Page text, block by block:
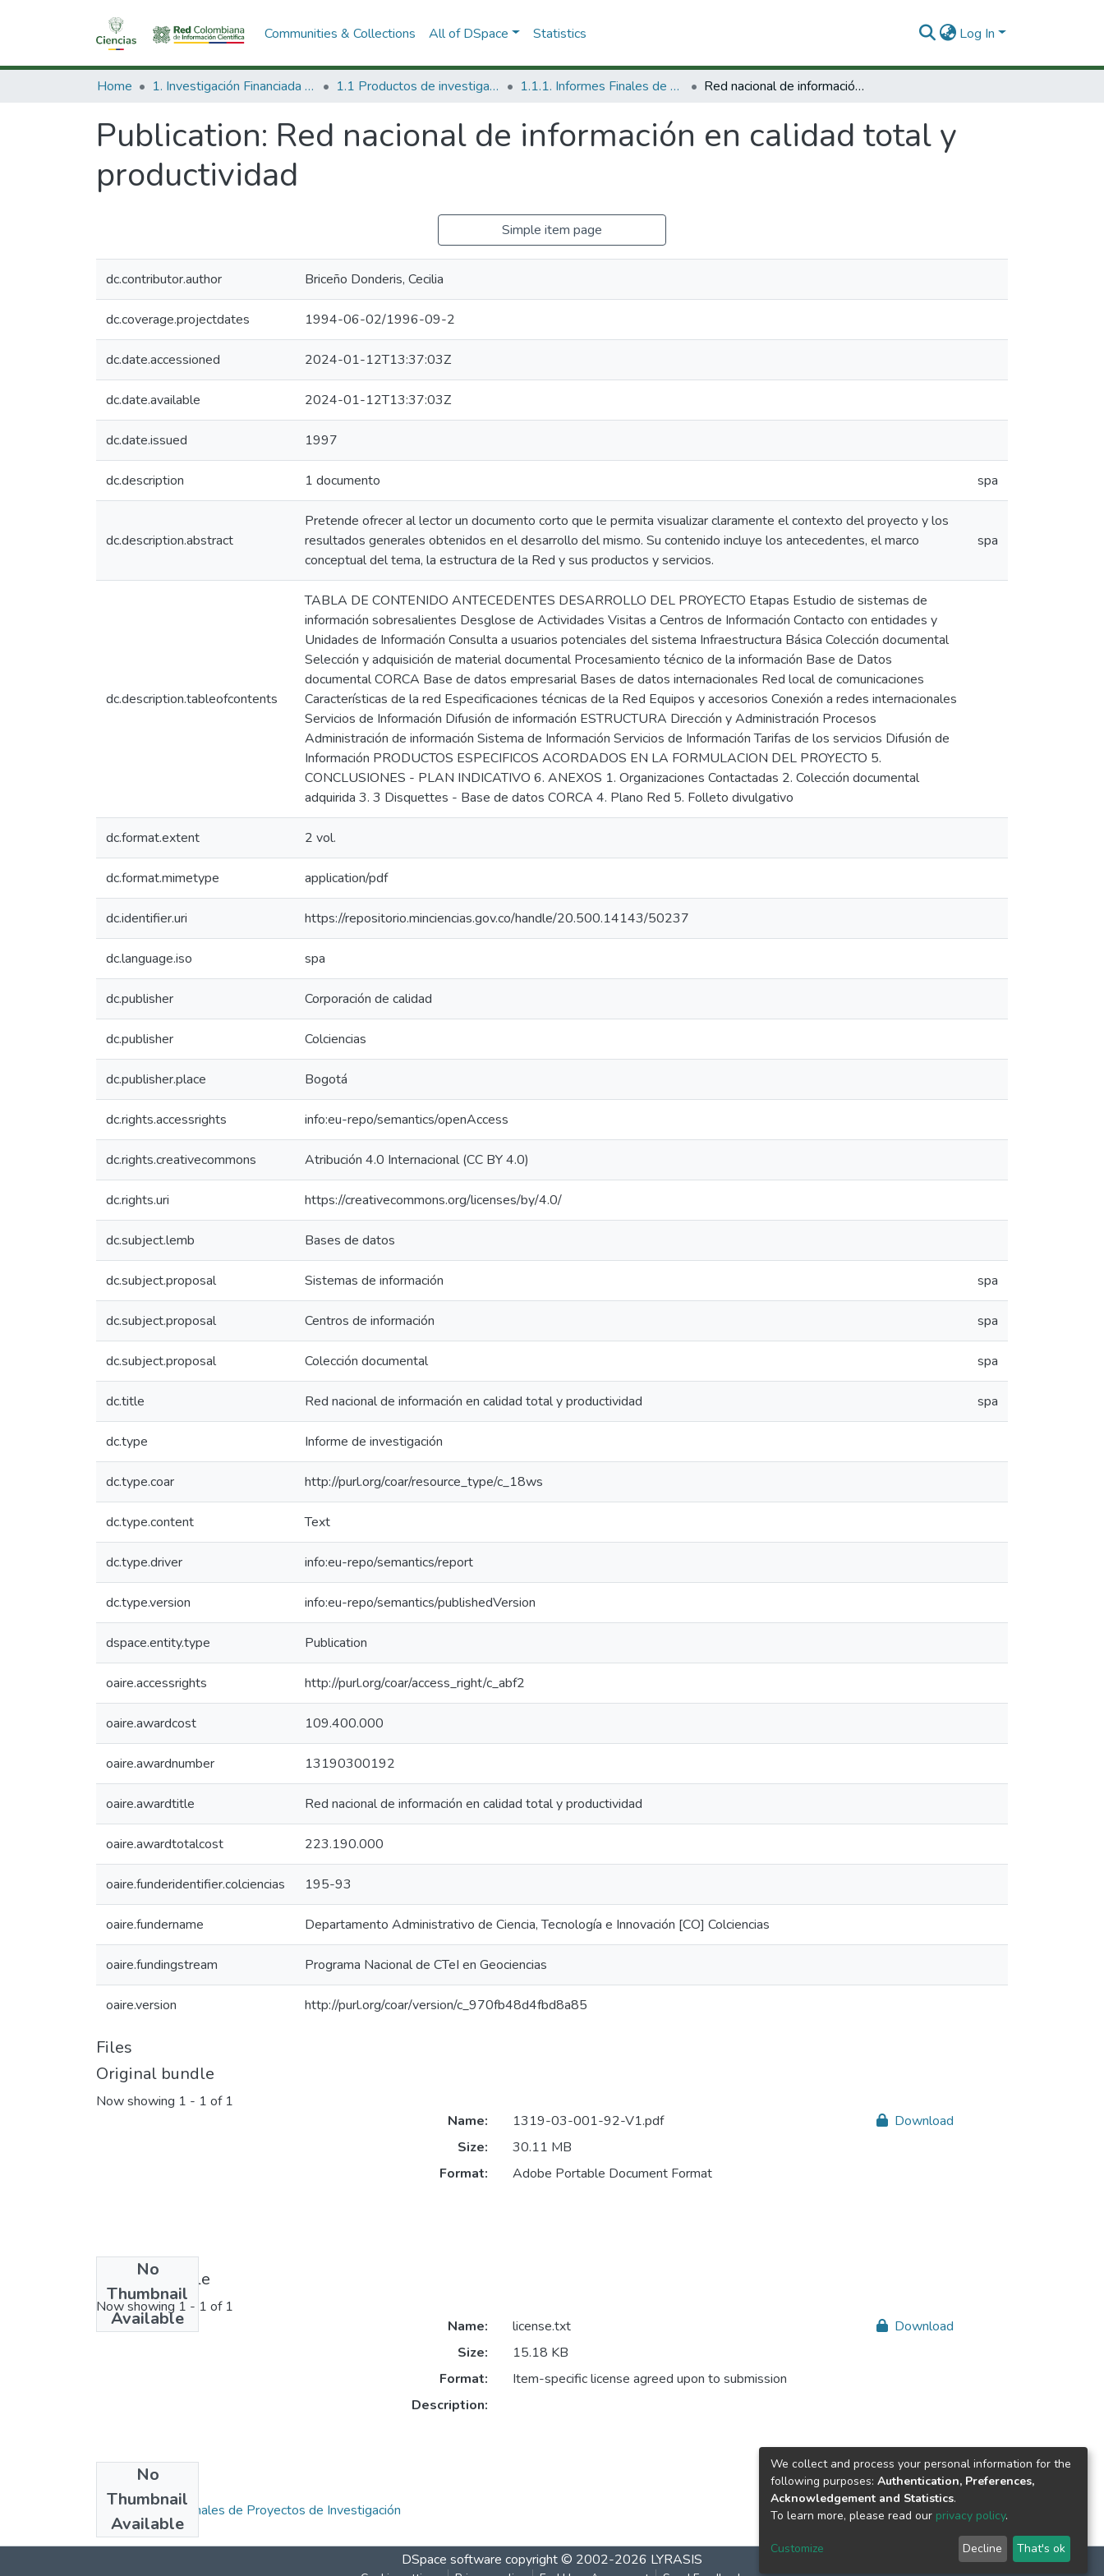
Communities & Collections All of DSpace Statistics Log In
Home 1. Investigación Financiada con Recursos Públicos 1.1 Productos de investigación 1.1.1. Informes Finales de Proyectos de Investigación Red nacional de información en calidad total y productividad
Publication: Red nacional de información en calidad total y
productividad
Simple item page
dc.contributor.author Briceño Donderis, Cecilia
dc.coverage.projectdates 1994-06-02/1996-09-2
dc.date.accessioned 2024-01-12T13:37:03Z
dc.date.available 2024-01-12T13:37:03Z
dc.date.issued 1997
dc.description 1 documento spa
dc.description.abstract
Pretende ofrecer al lector un documento corto que le permita visualizar claramente el contexto del proyecto y los
resultados generales obtenidos en el desarrollo del mismo. Su contenido incluye los antecedentes, el marco
conceptual del tema, la estructura de la Red y sus productos y servicios.
spa
dc.description.tableofcontents
TABLA DE CONTENIDO ANTECEDENTES DESARROLLO DEL PROYECTO Etapas Estudio de sistemas de
información sobresalientes Desglose de Actividades Visitas a Centros de Información Contacto con entidades y
Unidades de Información Consulta a usuarios potenciales del sistema Infraestructura Básica Colección documental
Selección y adquisición de material documental Procesamiento técnico de la información Base de Datos
documental CORCA Base de datos empresarial Bases de datos internacionales Red local de comunicaciones
Características de la red Especificaciones técnicas de la Red Equipos y accesorios Conexión a redes internacionales
Servicios de Información Difusión de información ESTRUCTURA Dirección y Administración Procesos
Administración de información Sistema de Información Servicios de Información Tarifas de los servicios Difusión de
Información PRODUCTOS ESPECIFICOS ACORDADOS EN LA FORMULACION DEL PROYECTO 5.
CONCLUSIONES - PLAN INDICATIVO 6. ANEXOS 1. Organizaciones Contactadas 2. Colección documental
adquirida 3. 3 Disquettes - Base de datos CORCA 4. Plano Red 5. Folleto divulgativo
dc.format.extent 2 vol.
dc.format.mimetype application/pdf
dc.identifier.uri https://repositorio.minciencias.gov.co/handle/20.500.14143/50237
dc.language.iso spa
dc.publisher Corporación de calidad
dc.publisher Colciencias
dc.publisher.place Bogotá
dc.rights.accessrights info:eu-repo/semantics/openAccess
dc.rights.creativecommons Atribución 4.0 Internacional (CC BY 4.0)
dc.rights.uri https://creativecommons.org/licenses/by/4.0/
dc.subject.lemb Bases de datos
dc.subject.proposal Sistemas de información spa
dc.subject.proposal Centros de información spa
dc.subject.proposal Colección documental spa
dc.title Red nacional de información en calidad total y productividad spa
dc.type Informe de investigación
dc.type.coar http://purl.org/coar/resource_type/c_18ws
dc.type.content Text
dc.type.driver info:eu-repo/semantics/report
dc.type.version info:eu-repo/semantics/publishedVersion
dspace.entity.type Publication
oaire.accessrights http://purl.org/coar/access_right/c_abf2
oaire.awardcost 109.400.000
oaire.awardnumber 13190300192
oaire.awardtitle Red nacional de información en calidad total y productividad
oaire.awardtotalcost 223.190.000
oaire.funderidentifier.colciencias 195-93
oaire.fundername Departamento Administrativo de Ciencia, Tecnología e Innovación [CO] Colciencias
oaire.fundingstream Programa Nacional de CTeI en Geociencias
oaire.version http://purl.org/coar/version/c_970fb48d4fbd8a85
Files
Original bundle
Now showing 1 - 1 of 1
No
Thumbnail
Available
Name:
1319-03-001-92-V1.pdf
Size:
30.11 MB
Format:
Adobe Portable Document Format
Download
License bundle
Now showing 1 - 1 of 1
No
Thumbnail
Available
Name:
license.txt
Size:
15.18 KB
Format:
Item-specific license agreed upon to submission
Description:
Download
Collections
1.1.1. Informes Finales de Proyectos de Investigación
DSpace software copyright © 2002-2026 LYRASIS
We collect and process your personal information for the
following purposes: Authentication, Preferences,
Acknowledgement and Statistics.
To learn more, please read our privacy policy.
Customize Decline That's ok